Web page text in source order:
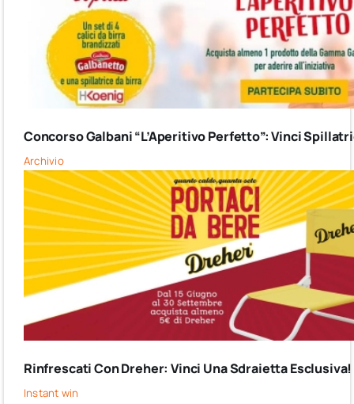
Concorso Galbani “L’Aperitivo Perfetto”: Vinci
Archivio
Rinfrescati Con Dreher: Vinci Una Sdraietta Esclusiva!
Instant win